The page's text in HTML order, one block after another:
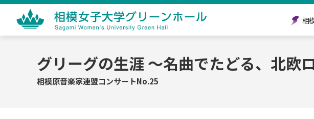
相模女子大学グリーンホール Sagami
相
グリーグの生涯 ～名曲でたどる、北欧
相模原音楽家連盟コンサートNo.25